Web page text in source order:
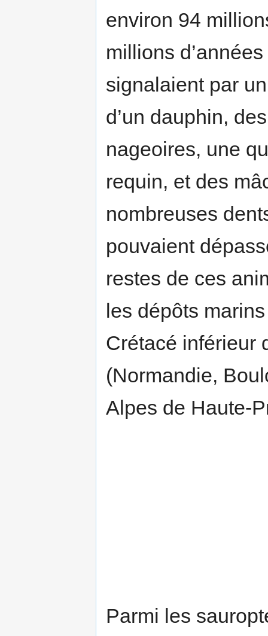
environ 94
millions
signalaient par
d’un dauphin,
nageoires, une
requin, et des
nombreuses
pouvaient
restes de ces
les dépôts
Crétacé inférieur
(Normandie,
Alpes de Haute-
Parmi les